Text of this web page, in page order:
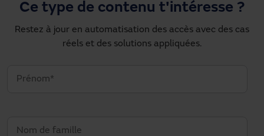
Ce type de contenu t'intéresse ?
Restez à jour en automatisation des accès avec des cas
réels et des solutions appliquées.